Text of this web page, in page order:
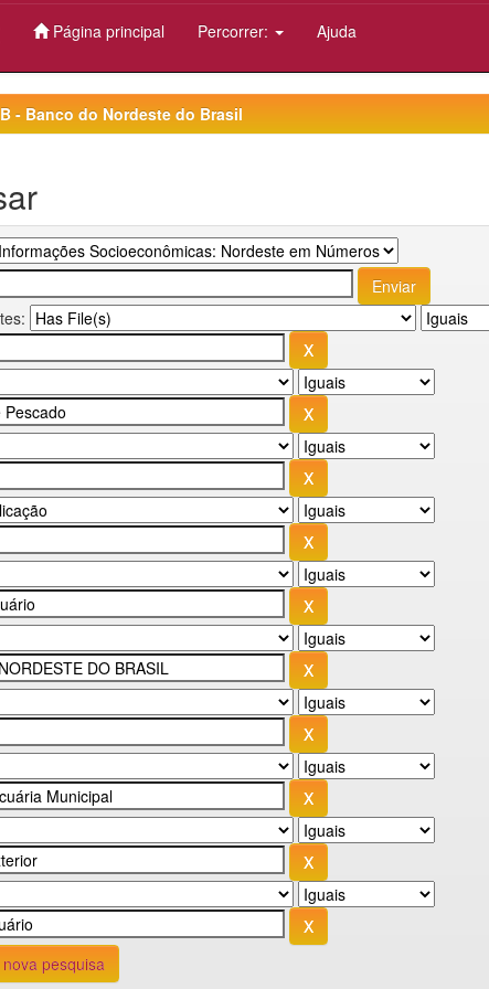
Página principal Percorrer: Ajuda
- Banco do Nordeste do Brasil
pesquisa